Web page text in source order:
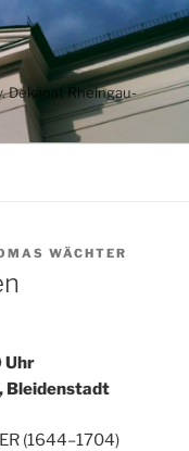
Dekanat Rheingau-
WÄCHTER
Uhr
Bleidenstadt
(1644–1704)